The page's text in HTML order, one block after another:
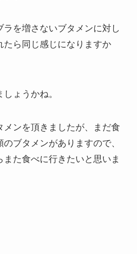
ラを増さないブタメンに対し
たら同じ感じになりますか
ょうかね。
メンを頂きましたが、まだ食
ブタメンがありますので、
た食べに行きたいと思いま